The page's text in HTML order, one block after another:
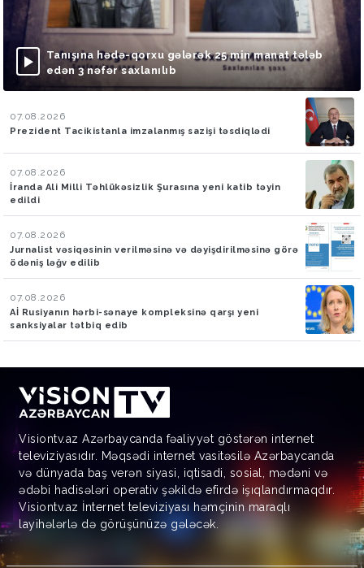
Tanışına hədə-qorxu gələrək 25 min manat tələb
edən 3 nəfər saxlanılıb
07.08.2026
Prezident Tacikistanla imzalanmış sazişi təsdiqlədi
07.08.2026
İranda Ali Milli Təhlükəsizlik Şurasına yeni katib təyin
edildi
07.08.2026
Jurnalist vəsiqəsinin verilməsinə və dəyişdirilməsinə görə
ödəniş ləğv edilib
07.08.2026
Aİ Rusiyanın hərbi-sənaye kompleksinə qarşı yeni
sanksiyalar tətbiq edib
Visiontv.az Azərbaycanda fəaliyyət göstərən internet
televiziyasıdır. Məqsədi internet vasitəsilə Azərbaycanda
və dünyada baş verən siyasi, iqtisadi, sosial, mədəni və
ədəbi hadisələri operativ şəkildə efirdə işıqlandırmaqdır.
Visiontv.az İnternet televiziyası həmçinin maraqlı
layihələrlə də görüşünüzə gələcək.